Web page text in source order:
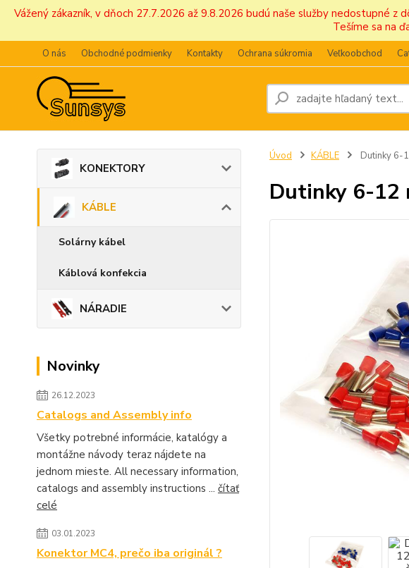
Vážený zákazník, v dňoch 27.7.2026 až 9.8.2026 budú naše služby nedostupné
Tešíme sa na
O nás Obchodné podmienky Kontakty Ochrana súkromia Veľkoobchod
KONEKTORY
KÁBLE
Solárny kábel
Káblová konfekcia
NÁRADIE
Novinky
26.12.2023
Catalogs and Assembly info
Všetky potrebné informácie, katalógy a
montážne návody teraz nájdete na
jednom mieste. All necessary information,
catalogs and assembly instructions ... čítať
celé
03.01.2023
Konektor MC4, prečo iba originál ?
Úvod KÁBLE Dutinky 6-
Dutinky 6-12